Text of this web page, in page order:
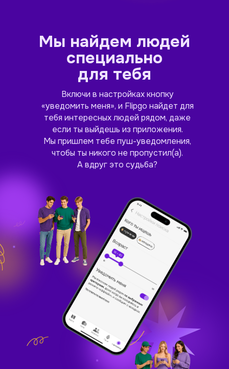
Включи в настройках кнопку
«уведомить меня», и Flipgo найдет для
тебя интересных людей рядом, даже
если ты выйдешь из приложения.
Мы пришлем тебе пуш-уведомления,
чтобы ты никого не пропустил(а).
А вдруг это судьба?
Мы найдем людей
специально
для тебя